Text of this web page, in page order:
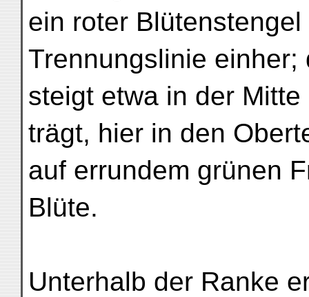
ein roter
Trennungslinie einher;
steigt etwa in der
trägt, hier in den
auf errundem grünen
Blüte.
Unterhalb der Ranke